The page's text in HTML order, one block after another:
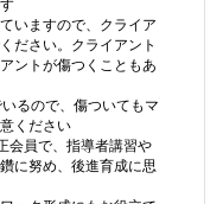
いますので、クライア
ださい。クライアント
ントが傷つくこともあ
るので、傷ついてもマ
ください
会員で、指導者講習や
に努め、後進育成に思